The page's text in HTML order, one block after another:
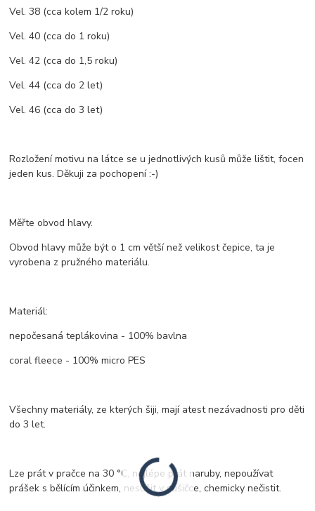
Vel. 38 (cca kolem 1/2 roku)
Vel. 40 (cca do 1 roku)
Vel. 42 (cca do 1,5 roku)
Vel. 44 (cca do 2 let)
Vel. 46 (cca do 3 let)
Rozložení motivu na látce se u jednotlivých kusů může lištit, focen
jeden kus. Děkuji za pochopení :-)
Měřte obvod hlavy.
Obvod hlavy může být o 1 cm větší než velikost čepice, ta je
vyrobena z pružného materiálu.
Materiál:
nepočesaná teplákovina - 100% bavlna
coral fleece - 100% micro PES
Všechny materiály, ze kterých šiji, mají atest nezávadnosti pro děti
do 3 let.
Lze prát v pračce na 30 °C, nejlépe prát naruby, nepoužívat
prášek s bělícím účinkem, nesušit v sušičce, chemicky nečistit.